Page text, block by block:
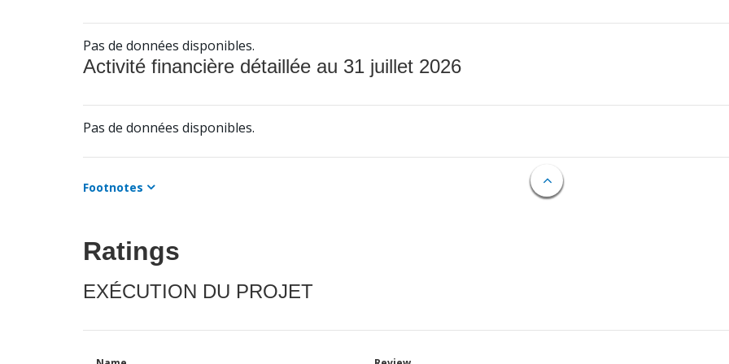
Pas de données disponibles.
Activité financière détaillée au 31 juillet 2026
Pas de données disponibles.
Footnotes
Ratings
EXÉCUTION DU PROJET